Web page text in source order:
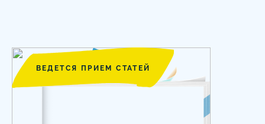
ВЕДЕТСЯ ПРИЕМ СТАТЕЙ